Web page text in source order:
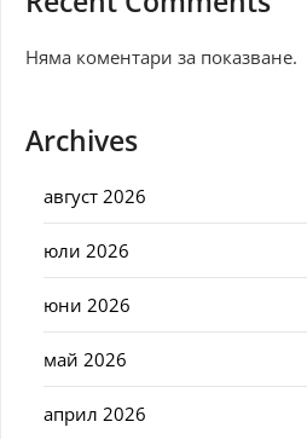
Няма коментари за показване.
Archives
август 2026
юли 2026
юни 2026
май 2026
април 2026